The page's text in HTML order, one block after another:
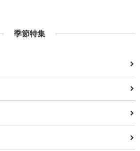
季節特集